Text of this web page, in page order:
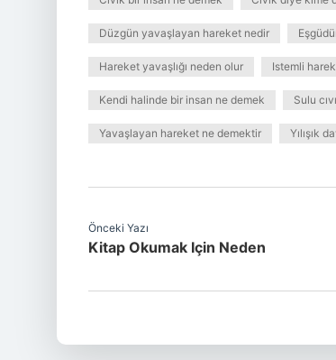
Düzgün yavaşlayan hareket nedir
Hareket yavaşlığı neden olur Istemli
Kendi halinde bir insan ne demek Sulu
Yavaşlayan hareket ne demektir Yılışık
Önceki Yazı
Kitap Okumak Için Neden